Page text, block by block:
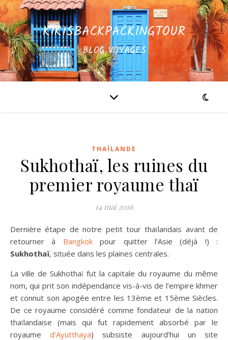
KIKISBACKPACKINGTOUR
BLOG VOYAGES
THAÏLANDE
Sukhothaï, les ruines du
premier royaume thaï
14 mai 2016
Dernière étape de notre petit tour thaïlandais avant de
retourner à Bangkokpour quitter l’Asie (déjà !) :
Sukhothaï, située dans les plaines centrales.
La ville de Sukhothaï fut la capitale du royaume du même
nom, qui prit son indépendance vis-à-vis de l’empire khmer
et connut son apogée entre les 13ème et 15ème Siècles.
De ce royaume considéré comme fondateur de la nation
thaïlandaise (mais qui fut rapidement absorbé par le
royaumed’Ayutthaya) subsiste aujourd’hui un site